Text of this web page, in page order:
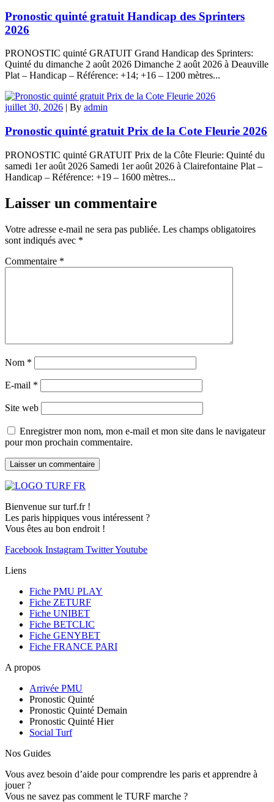
Pronostic quinté gratuit Handicap des Sprinters
2026
PRONOSTIC quinté GRATUIT Grand Handicap des Sprinters:
Quinté du dimanche 2 août 2026 Dimanche 2 août 2026 à Deauville
Plat – Handicap – Référence: +14; +16 – 1200 mètres...
juillet 30, 2026 | By admin
Pronostic quinté gratuit Prix de la Cote Fleurie 2026
PRONOSTIC quinté GRATUIT Prix de la Côte Fleurie: Quinté du
samedi 1er août 2026 Samedi 1er août 2026 à Clairefontaine Plat –
Handicap – Référence: +19 – 1600 mètres...
Laisser un commentaire
Votre adresse e-mail ne sera pas publiée. Les champs obligatoires
sont indiqués avec *
Commentaire *
Nom *
E-mail *
Site web
Enregistrer mon nom, mon e-mail et mon site dans le navigateur
pour mon prochain commentaire.
Bienvenue sur turf.fr !
Les paris hippiques vous intéressent ?
Vous êtes au bon endroit !
Facebook Instagram TwitterYoutube
Liens
Fiche PMU PLAY
Fiche ZETURF
Fiche UNIBET
Fiche BETCLIC
Fiche GENYBET
Fiche FRANCE PARI
A propos
Arrivée PMU
Pronostic Quinté
Pronostic Quinté Demain
Pronostic Quinté Hier
Social Turf
Nos Guides
Vous avez besoin d’aide pour comprendre les paris et apprendre à
jouer ?
Vous ne savez pas comment le TURF marche ?